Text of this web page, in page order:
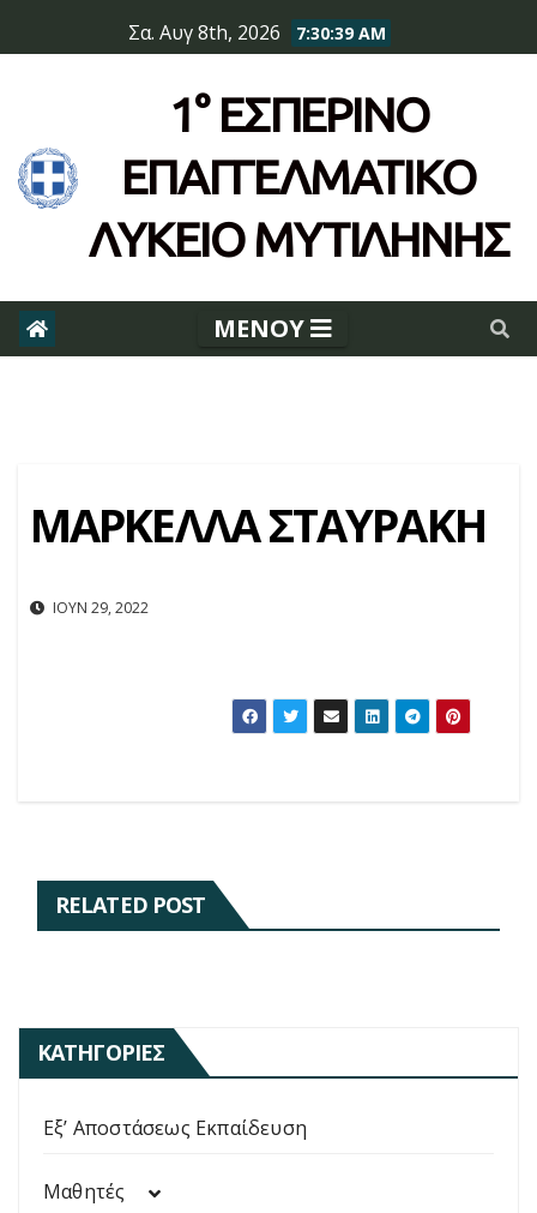
to
Σα. Αυγ 8th, 2026 7:30:39 AM
1° ΕΣΠΕΡΙΝΌ
ΕΠΆΓΓΕΛΜΑΤΙΚΟ
ΛΥΚΕΙΟ ΜΥΤΙΛΗΝΗΣ
ΜΑΡΚΕΛΛΑ ΣΤΑΥΡΑΚΗ
ΙΟΎΝ 29, 2022
RELATED POST
ΚΑΤΗΓΟΡΊΕΣ
Εξ’ Αποστάσεως Εκπαίδευση
Μαθητές